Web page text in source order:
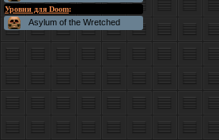
Уровни для Doom:
Asylum of the Wretched